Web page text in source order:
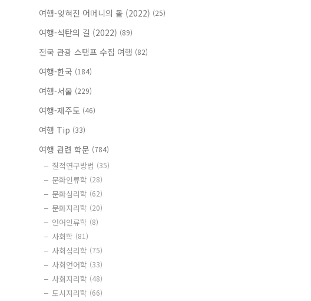
여행-잊혀진 어머니의 돌 (2022) (25)
여행-석탄의 길 (2022) (89)
전국 관광 스탬프 수집 여행 (82)
여행-한국 (184)
여행-서울 (229)
여행-제주도 (46)
여행 Tip (33)
여행 관련 학문 (784)
질적연구방법 (35)
문화인류학 (28)
문화심리학 (62)
문화지리학 (20)
언어인류학 (8)
사회학 (81)
사회심리학 (75)
사회언어학 (33)
사회지리학 (48)
도시지리학 (66)